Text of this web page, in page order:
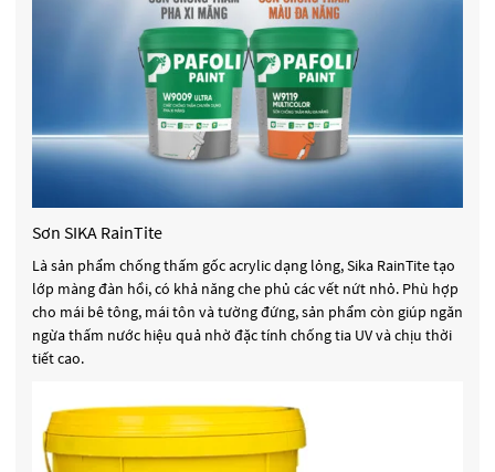
Sơn SIKA RainTite
Là sản phẩm chống thấm gốc acrylic dạng lỏng, Sika RainTite tạo
lớp màng đàn hồi, có khả năng che phủ các vết nứt nhỏ. Phù hợp
cho mái bê tông, mái tôn và tường đứng, sản phẩm còn giúp ngăn
ngừa thấm nước hiệu quả nhờ đặc tính chống tia UV và chịu thời
tiết cao.